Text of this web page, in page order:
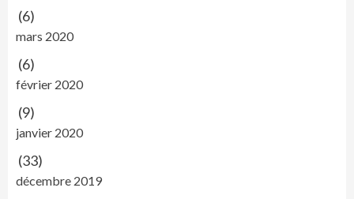
(6)
mars 2020
(6)
février 2020
(9)
janvier 2020
(33)
décembre 2019